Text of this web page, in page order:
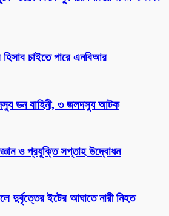
চাইতে পারে এনবিআর
ডন বাহিনী, ৩ জলদস্যু আটক
ও প্রযুক্তি সপ্তাহ উদ্বোধন
দুর্বৃত্তের ইটের আঘাতে নারী নিহত